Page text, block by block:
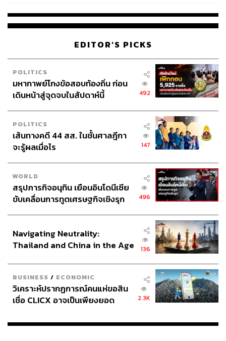
EDITOR'S PICKS
POLITICS
มหากาพย์โกงข้อสอบท้องถิ่น ก่อน
เดินหน้าสู่จุดจบในสัปดาห์นี้
492
POLITICS
เส้นทางคดี 44 สส. ในชั้นศาลฎีกา
จะรู้ผลเมื่อไร
147
WORLD
สรุปภารกิจอนุทิน เยือนอินโดนีเซีย
ขับเคลื่อนการทูตเศรษฐกิจเชิงรุก
496
Navigating Neutrality:
Thailand and China in the Age
136
BUSINESS / ECONOMIC
วิเคราะห์ปรากฏการณ์คนแห่ขอสิน
เชื่อ CLICX อาจเป็นเพียงยอด
เรือนไทยที่ถูกซุกไว้
2.3K